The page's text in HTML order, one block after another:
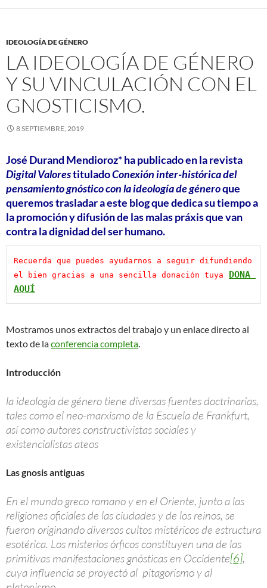
IDEOLOGÍA DE GÉNERO
LA IDEOLOGÍA DE GÉNERO
Y SU VINCULACIÓN CON EL
GNOSTICISMO.
8 SEPTIEMBRE, 2019
José Durand Mendioroz*ha publicado en la revista
Digital ValorestituladoConexión inter-histórica del
pensamiento gnóstico con la ideología de géneroque
queremos trasladar a este blog que dedica su tiempo a
la promoción y difusión de las malas práxis que van
contra la dignidad del ser humano.
Recuerda que puedes ayudarnos a seguir difundiendo
el bien gracias a una sencilla donación tuya
DONA
AQUÍ
Mostramos unos extractos del trabajo y un enlace directo al
texto de laconferencia completa.
Introducción
la ideología de género tiene diversas fuentes doctrinarias,
tales como el neo-marxismo de la Escuela de Frankfurt,
así como autores constructivistas sociales y
existencialistas ateos
Las gnosis antiguas
En el mundo greco romano y en el Oriente, junto a las
religiones oficiales de las ciudades y de los reinos, se
fueron originando diversos cultos mistéricos de estructura
esotérica. Los misterios órficos constituyen una de las
primitivas manifestaciones gnósticas en Occidente[6],
cuya influencia se proyectó al pitagorismo y al